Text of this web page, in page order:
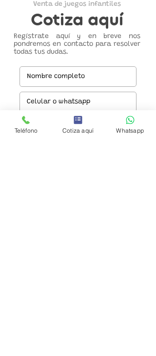
Venta de juegos infantiles
Cotiza aquí
Regístrate aquí y en breve nos
pondremos en contacto para resolver
todas tus dudas.
Teléfono Cotiza aquí Whatsapp